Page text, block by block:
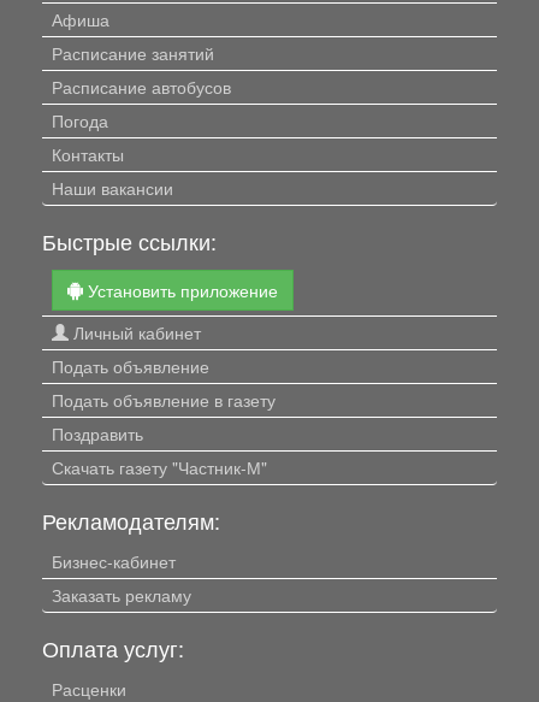
Афиша
Расписание занятий
Расписание автобусов
Погода
Контакты
Наши вакансии
Быстрые ссылки:
Установить приложение
Личный кабинет
Подать объявление
Подать объявление в газету
Поздравить
Скачать газету "Частник-М"
Рекламодателям:
Бизнес-кабинет
Заказать рекламу
Оплата услуг:
Расценки